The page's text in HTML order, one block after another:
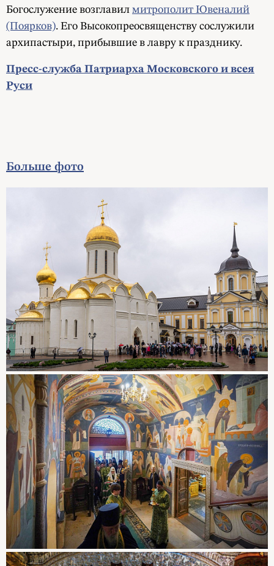
Богослужение возглавил митрополит Ювеналий
(Поярков). Его Высокопреосвященству сослужили
архипастыри, прибывшие в лавру к празднику.
Пресс-служба Патриарха Московского и всея
Руси
Больше фото